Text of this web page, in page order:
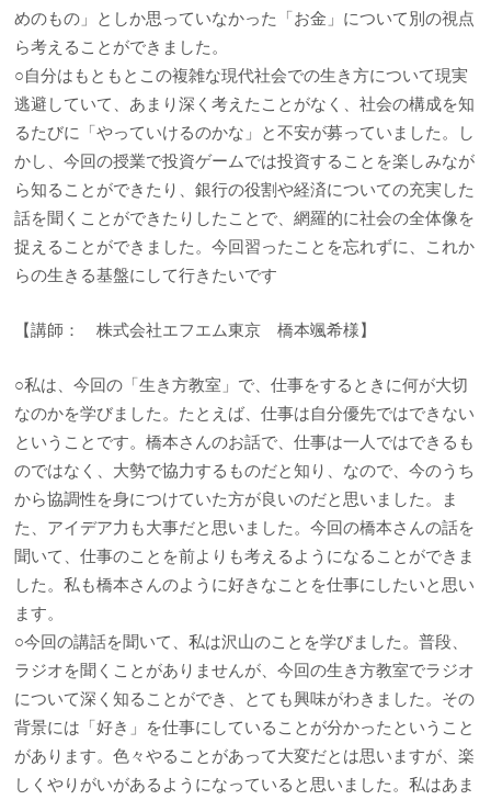
めのもの」としか思っていなかった「お金」について別の視点
ら考えることができました。
○自分はもともとこの複雑な現代社会での生き方について現実
逃避していて、あまり深く考えたことがなく、社会の構成を知
るたびに「やっていけるのかな」と不安が募っていました。し
かし、今回の授業で投資ゲームでは投資することを楽しみなが
ら知ることができたり、銀行の役割や経済についての充実した
話を聞くことができたりしたことで、網羅的に社会の全体像を
捉えることができました。今回習ったことを忘れずに、これか
らの生きる基盤にして行きたいです
【講師： 株式会社エフエム東京 橋本颯希様】
○私は、今回の「生き方教室」で、仕事をするときに何が大切
なのかを学びました。たとえば、仕事は自分優先ではできない
ということです。橋本さんのお話で、仕事は一人ではできるも
のではなく、大勢で協力するものだと知り、なので、今のうち
から協調性を身につけていた方が良いのだと思いました。ま
た、アイデア力も大事だと思いました。今回の橋本さんの話を
聞いて、仕事のことを前よりも考えるようになることができま
した。私も橋本さんのように好きなことを仕事にしたいと思い
ます。
○今回の講話を聞いて、私は沢山のことを学びました。普段、
ラジオを聞くことがありませんが、今回の生き方教室でラジオ
について深く知ることができ、とても興味がわきました。その
背景には「好き」を仕事にしていることが分かったということ
があります。色々やることがあって大変だとは思いますが、楽
しくやりがいがあるようになっていると思いました。私はあま